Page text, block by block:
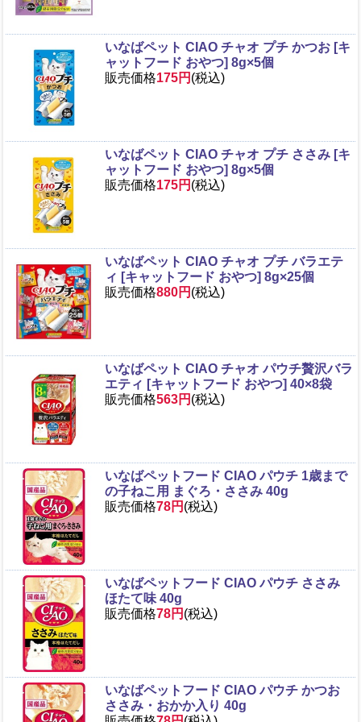
いなばペット CIAO チャオ プチ かつお [キ
ャットフード おやつ] 8g×5個
販売価格175円 (税込)
いなばペット CIAO チャオ プチ ささみ [キ
ャットフード おやつ] 8g×5個
販売価格175円 (税込)
いなばペット CIAO チャオ プチ バラエテ
ィ [キャットフード おやつ] 8g×25個
販売価格880円 (税込)
いなばペット CIAO チャオ パウチ贅沢バラ
エティ [キャットフード おやつ] 40×8袋
販売価格563円 (税込)
いなばペットフード CIAO パウチ 1歳まで
の子ねこ用 まぐろ・ささみ 40g
販売価格78円 (税込)
いなばペットフード CIAO パウチ ささみ
ほたて味 40g
販売価格78円 (税込)
いなばペットフード CIAO パウチ かつお
ささみ・おかか入り 40g